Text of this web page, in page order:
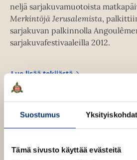
Suostumus Yksityiskohdat
Tämä sivusto käyttää evästeitä
neljä sarjakuvamuotoista
Merkintöjä Jerusalemista,
sarjakuvan palkinnolla
sarjakuvafestivaaleilla 2012.
Lue lisää tekijästä
u
y
i
l
e